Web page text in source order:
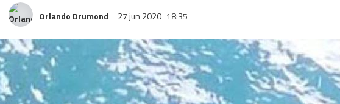
Orlando Drumond 27 jun 2020 18:35